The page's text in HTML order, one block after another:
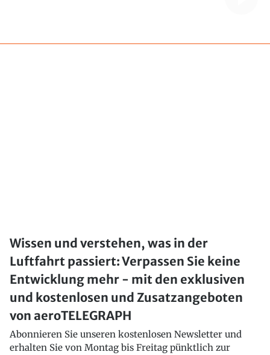
Wissen und verstehen, was in der
Luftfahrt passiert: Verpassen Sie keine
Entwicklung mehr - mit den exklusiven
und kostenlosen und Zusatzangeboten
von aeroTELEGRAPH
Abonnieren Sie unseren kostenlosen Newsletter und
erhalten Sie von Montag bis Freitag pünktlich zur